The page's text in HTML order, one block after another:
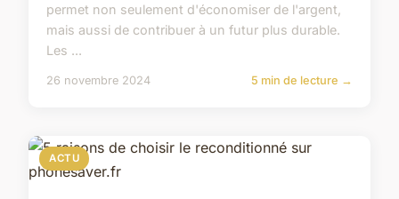
permet non seulement d'économiser de l'argent,
mais aussi de contribuer à un futur plus durable.
Les ...
26 novembre 2024 5 min de lecture →
ACTU